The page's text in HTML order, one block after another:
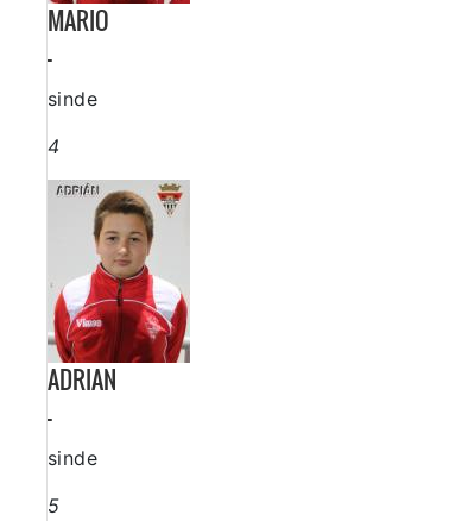
MARIO
-
sinde
4
ADRIAN
-
sinde
5